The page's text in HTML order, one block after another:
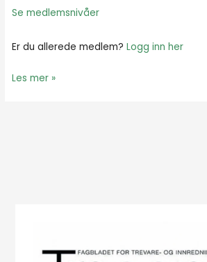
Se medlemsnivåer
Er du allerede medlem?Logg inn her
Les mer »